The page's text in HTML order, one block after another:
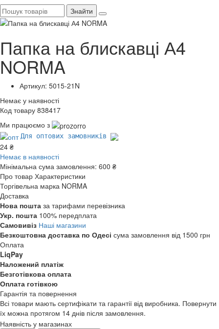
Знайти
Папка на блискавці А4
NORMA
Артикул: 5015-21N
Немає у наявності
Код товару 838417
Ми працюємо з
Для оптових замовників
24 ₴
Немає в наявності
Мінімальна сума замовлення: 600 ₴
Про товар Характеристики
Торгівельна марка NORMA
Доставка
Нова пошта за тарифами перевізника
Укр. пошта 100% передплата
Самовивіз Наші магазини
Безкоштовна доставка по Одесі сума замовлення від 1500 грн
Оплата
LiqPay
Наложений платіж
Безготівкова оплата
Оплата готівкою
Гарантія та повернення
Всі товари мають сертифікати та гарантії від виробника. Повернути
їх можна протягом 14 днів після замовлення.
Наявність у магазинах